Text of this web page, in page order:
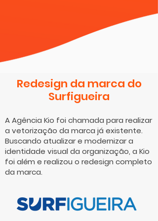
Redesign da marca do
Surfigueira
A Agência Kio foi chamada para realizar
a vetorização da marca já existente.
Buscando atualizar e modernizar a
identidade visual da organização, a Kio
foi além e realizou o redesign completo
da marca.